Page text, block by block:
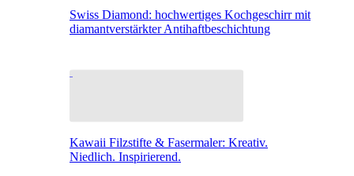
Swiss Diamond: hochwertiges Kochgeschirr mit
diamantverstärkter Antihaftbeschichtung
Kawaii Filzstifte & Fasermaler: Kreativ.
Niedlich. Inspirierend.